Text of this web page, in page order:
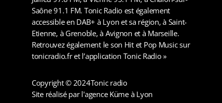
Saône 91.1 FM. Tonic Radio est également
accessible en DAB+ à Lyon et sa région, à Saint-
Etienne, à Grenoble, à Avignon et à Marseille.
Retrouvez également le son Hit et Pop Music sur
tonicradio.fr et l’application Tonic Radio »
Copyright © 2024Tonic radio
Site réalisé par l'agence Küme à Lyon